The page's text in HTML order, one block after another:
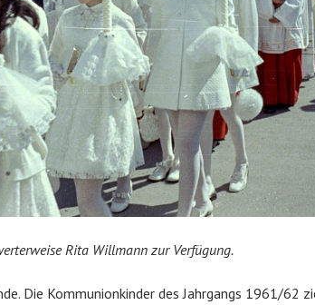
Rita Willmann zur Verfügung.
Die Kommunionkinder des Jahrgangs 1961/62